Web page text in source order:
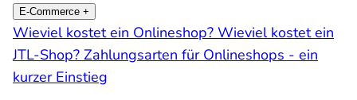
E-Commerce +
Wieviel kostet ein Onlineshop? Wieviel kostet ein
JTL-Shop? Zahlungsarten für Onlineshops - ein
kurzer Einstieg